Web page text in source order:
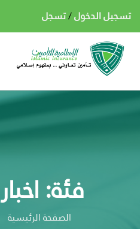
تسجيل الدخول/تسجل
فئة:
الصفحة الرئيسية